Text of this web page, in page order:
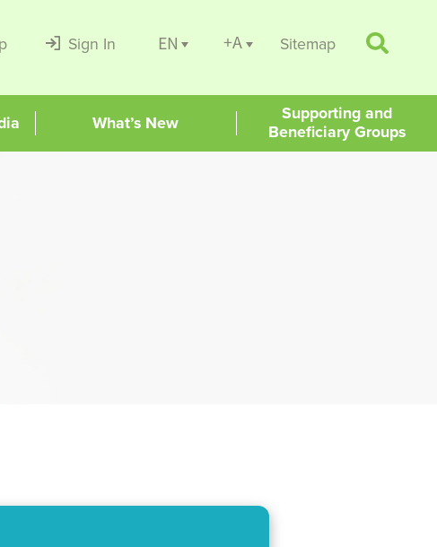
Sign In EN +A Sitemap
What’s New
Supporting and
Beneficiary Groups